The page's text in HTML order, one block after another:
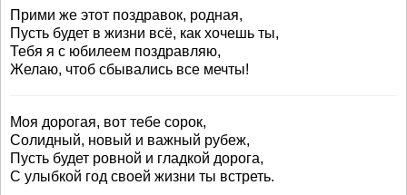
Прими же этот поздравок, родная,
Пусть будет в жизни всё, как хочешь ты,
Тебя я с юбилеем поздравляю,
Желаю, чтоб сбывались все мечты!
Моя дорогая, вот тебе сорок,
Солидный, новый и важный рубеж,
Пусть будет ровной и гладкой дорога,
С улыбкой год своей жизни ты встреть.